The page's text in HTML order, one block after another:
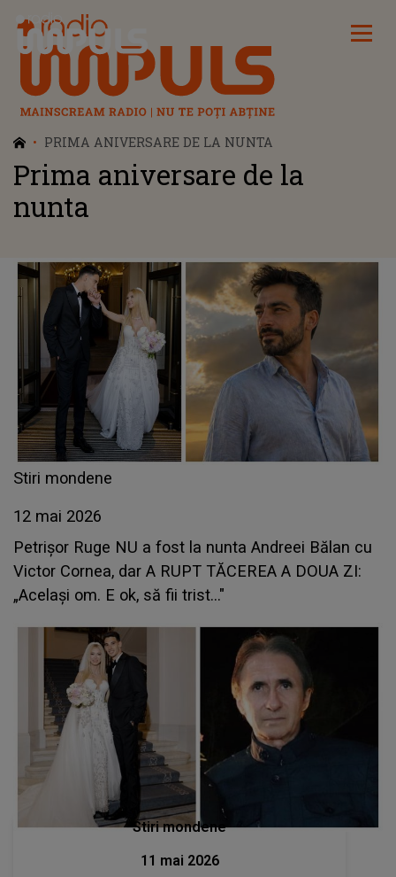
Radio Impuls
PRIMA ANIVERSARE DE LA NUNTA
Prima aniversare de la
nunta
Stiri mondene
12 mai 2026
Petrișor Ruge NU a fost la nunta Andreei Bălan cu
Victor Cornea, dar A RUPT TĂCEREA A DOUA ZI:
„Același om. E ok, să fii trist..."
Stiri mondene
11 mai 2026